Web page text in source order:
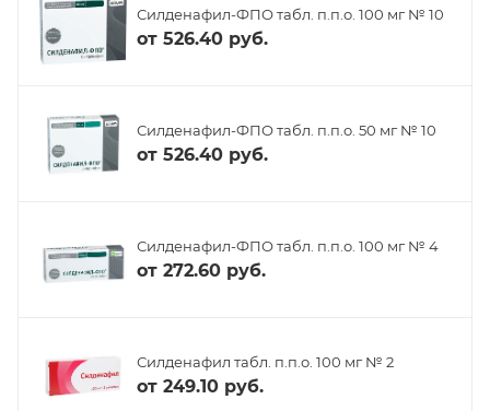
Силденафил-ФПО табл. п.п.о. 100 мг № 10
от 526.40 руб.
Силденафил-ФПО табл. п.п.о. 50 мг № 10
от 526.40 руб.
Силденафил-ФПО табл. п.п.о. 100 мг № 4
от 272.60 руб.
Силденафил табл. п.п.о. 100 мг № 2
от 249.10 руб.